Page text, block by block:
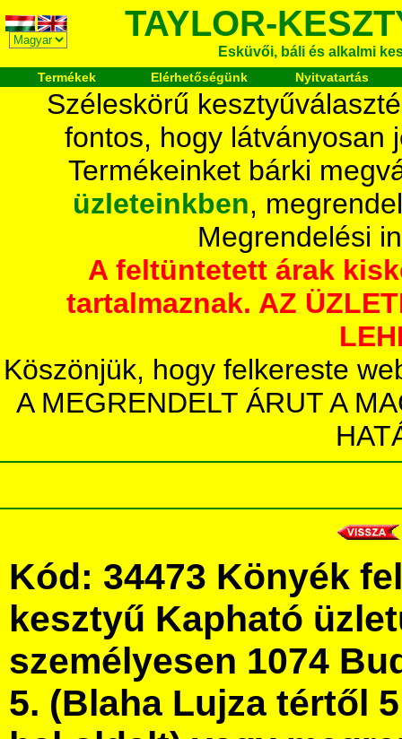
TAYLOR-
Esküvői, báli és alkalmi
Termékek Elérhetőségünk Nyitvatartás
Széleskörű
fontos, hogy látványosan
Termékeinket bárki
üzleteinkben,
Megrendelési
A feltüntetett árak
tartalmaznak. AZ
Köszönjük, hogy felkereste
A MEGRENDELT ÁRUT A
Kód: 34473 Könyék
kesztyű Kapható
személyesen 1074
5. (Blaha Lujza tértől